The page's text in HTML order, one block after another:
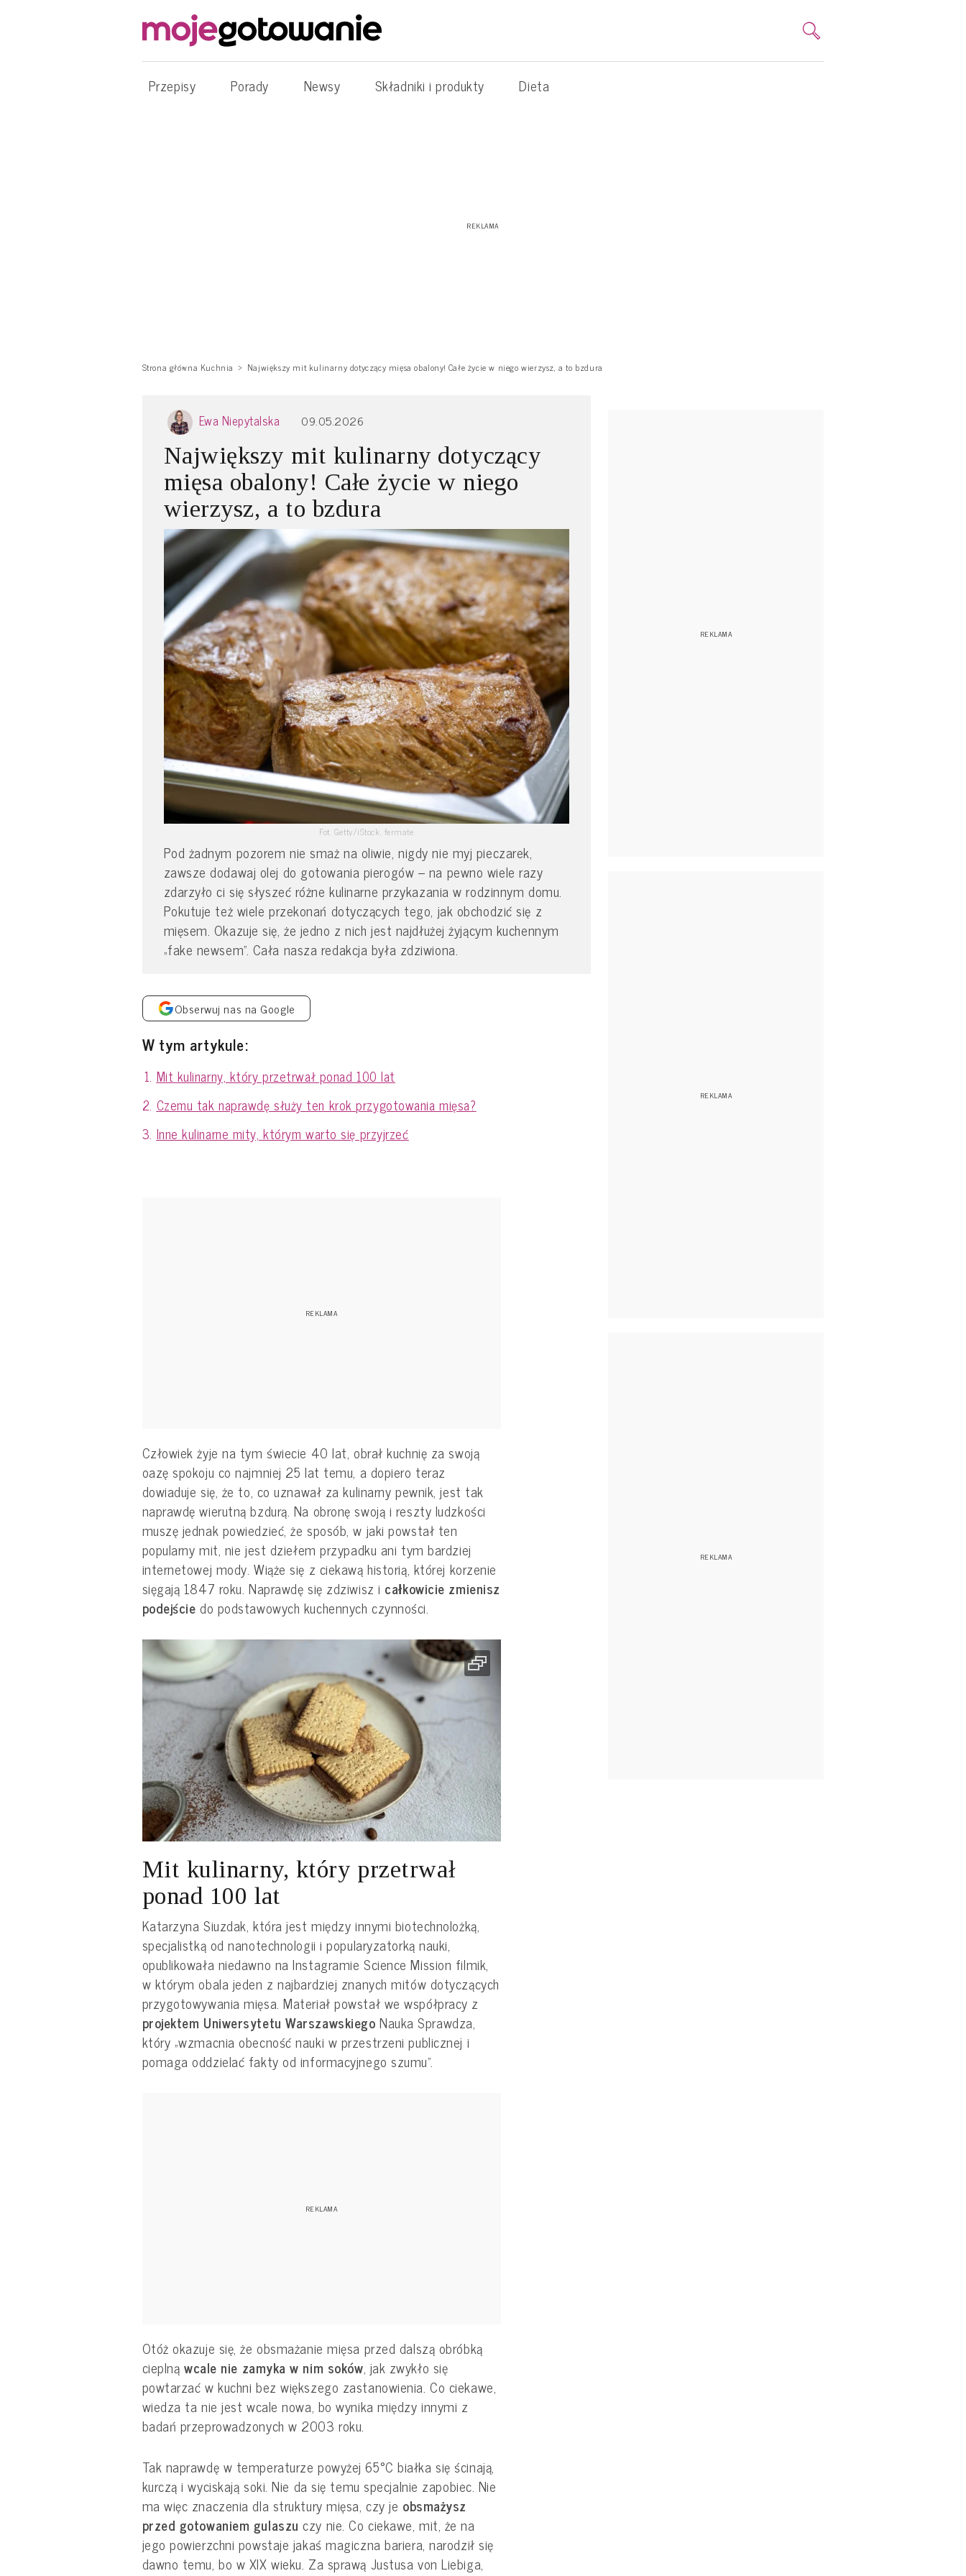
Przepisy Porady Newsy Składniki i produkty Dieta
Strona główna Kuchnia Największy mit kulinarny dotyczący mięsa obalony! Całe życie w niego wierzysz, a to bzdura
Ewa Niepytalska 09.05.2026
Największy mit kulinarny dotyczący
mięsa obalony! Całe życie w niego
wierzysz, a to bzdura
Fot. Getty/iStock, fermate
Pod żadnym pozorem nie smaż na oliwie, nigdy nie myj pieczarek,
zawsze dodawaj olej do gotowania pierogów – na pewno wiele razy
zdarzyło ci się słyszeć różne kulinarne przykazania w rodzinnym domu.
Pokutuje też wiele przekonań dotyczących tego, jak obchodzić się z
mięsem. Okazuje się, że jedno z nich jest najdłużej żyjącym kuchennym
„fake newsem”. Cała nasza redakcja była zdziwiona.
Obserwuj nas na Google
W tym artykule:
Mit kulinarny, który przetrwał ponad 100 lat
Czemu tak naprawdę służy ten krok przygotowania mięsa?
Inne kulinarne mity, którym warto się przyjrzeć
Człowiek żyje na tym świecie 40 lat, obrał kuchnię za swoją
oazę spokoju co najmniej 25 lat temu, a dopiero teraz
dowiaduje się, że to, co uznawał za kulinarny pewnik, jest tak
naprawdę wierutną bzdurą. Na obronę swoją i reszty ludzkości
muszę jednak powiedzieć, że sposób, w jaki powstał ten
popularny mit, nie jest dziełem przypadku ani tym bardziej
internetowej mody. Wiąże się z ciekawą historią, której korzenie
sięgają 1847 roku. Naprawdę się zdziwisz i całkowicie zmienisz
podejście do podstawowych kuchennych czynności.
Mit kulinarny, który przetrwał
ponad 100 lat
Katarzyna Siuzdak, która jest między innymi biotechnolożką,
specjalistką od nanotechnologii i popularyzatorką nauki,
opublikowała niedawno na Instagramie Science Mission filmik,
w którym obala jeden z najbardziej znanych mitów dotyczących
przygotowywania mięsa. Materiał powstał we współpracy z
projektem Uniwersytetu Warszawskiego Nauka Sprawdza,
który „wzmacnia obecność nauki w przestrzeni publicznej i
pomaga oddzielać fakty od informacyjnego szumu”.
Otóż okazuje się, że obsmażanie mięsa przed dalszą obróbką
cieplną wcale nie zamyka w nim soków, jak zwykło się
powtarzać w kuchni bez większego zastanowienia. Co ciekawe,
wiedza ta nie jest wcale nowa, bo wynika między innymi z
badań przeprowadzonych w 2003 roku.
Tak naprawdę w temperaturze powyżej 65°C białka się ścinają,
kurczą i wyciskają soki. Nie da się temu specjalnie zapobiec. Nie
ma więc znaczenia dla struktury mięsa, czy je obsmażysz
przed gotowaniem gulaszu czy nie. Co ciekawe, mit, że na
jego powierzchni powstaje jakaś magiczna bariera, narodził się
dawno temu, bo w XIX wieku. Za sprawą Justusa von Liebiga,